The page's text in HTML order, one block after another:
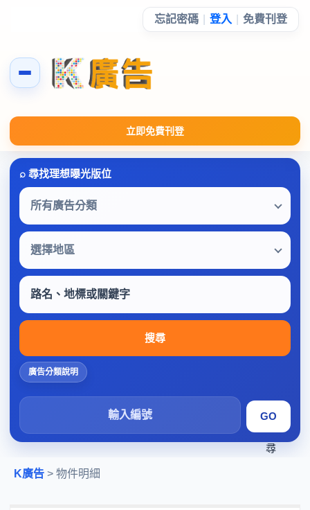
立即免費刊登
忘記密碼 登入 免費刊登
所有廣告分類
選擇地區
搜尋
廣告分類說明
搜
尋
K廣告 > 物件明細